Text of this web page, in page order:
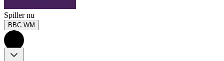
Spiller nu
BBC WM